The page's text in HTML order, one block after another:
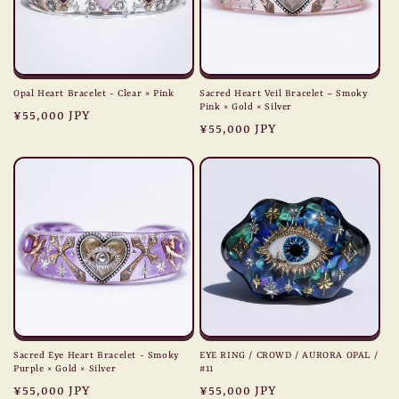
Opal Heart Bracelet - Clear × Pink
Regular
¥55,000 JPY
Sacred Heart Veil Bracelet – Smoky
Pink × Gold × Silver
Regular
¥55,000 JPY
Sacred Eye Heart Bracelet - Smoky
Purple × Gold × Silver
Regular
¥55,000 JPY
EYE RING / CROWD / AURORA OPAL /
#11
Regular
¥55,000 JPY